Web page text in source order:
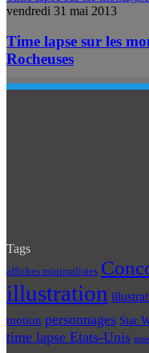
vendredi 31 mai 2013
Time lapse sur les
Rocheuses
Tags
affiches minimalistes
illustration
motion personnages Star
time lapse Etats-Unis